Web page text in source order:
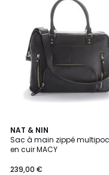
NAT & NIN
Sac à main zippé
en cuir MACY
239,00 €
4,5
/ 5